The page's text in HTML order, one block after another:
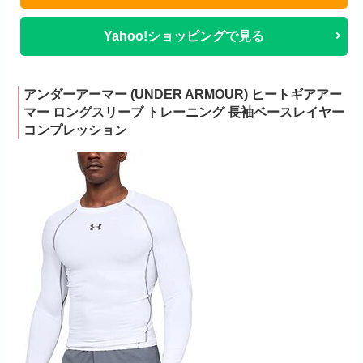
Yahoo!ショッピングで見る
アンダーアーマー (UNDER ARMOUR) ヒートギアアー
マー ロングスリーブ トレーニング 長袖ベースレイヤー
コンプレッション